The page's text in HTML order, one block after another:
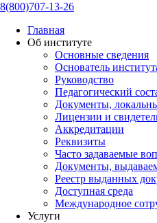
8(800)707-13-26
Главная
Об институте
Основные сведения
Основатель
Руководство
Педагогический
Документы,
Лицензии и
Аккредитации
Реквизиты
Часто задаваемые
Документы,
Реестр выданных
Доступная среда
Международное
Услуги